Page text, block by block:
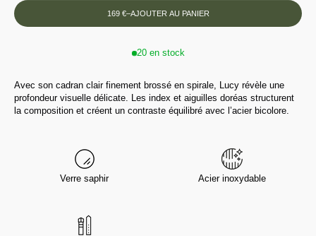
169 €–AJOUTER AU PANIER
20 en stock
Avec son cadran clair finement brossé en spirale, Lucy révèle une
profondeur visuelle délicate. Les index et aiguilles doréas structurent
la composition et créent un contraste équilibré avec l’acier bicolore.
Verre saphir Acier inoxydable